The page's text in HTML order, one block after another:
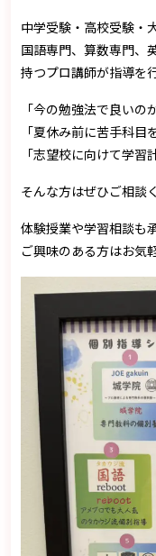
中学受験・高校受験・
国語専門、算数専門、
持つプロ講師が指導を
「今の勉強法で良いの
「夏休み前に苦手科目
「志望校に向けて学習
そんな方はぜひご相談
体験授業や学習相談も
ご興味のある方はお気